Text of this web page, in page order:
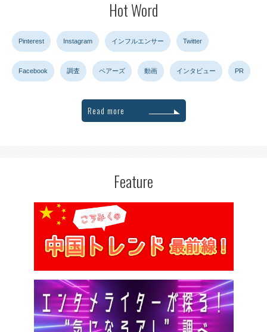
Hot Word
Pinterest Instagram インフルエンサー Twitter
Facebook 調査 ペアーズ 動画 インタビュー PR
Read more
Feature